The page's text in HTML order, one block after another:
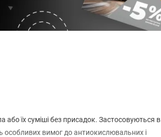
або їх суміші без присадок. Застосовуються в
вимог до антиокислювальних і